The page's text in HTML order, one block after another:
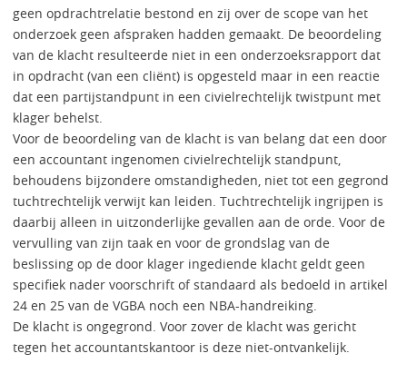
geen opdrachtrelatie bestond en zij over de scope van het
onderzoek geen afspraken hadden gemaakt. De beoordeling
van de klacht resulteerde niet in een onderzoeksrapport dat
in opdracht (van een cliënt) is opgesteld maar in een reactie
dat een partijstandpunt in een civielrechtelijk twistpunt met
klager behelst.
Voor de beoordeling van de klacht is van belang dat een door
een accountant ingenomen civielrechtelijk standpunt,
behoudens bijzondere omstandigheden, niet tot een gegrond
tuchtrechtelijk verwijt kan leiden. Tuchtrechtelijk ingrijpen is
daarbij alleen in uitzonderlijke gevallen aan de orde. Voor de
vervulling van zijn taak en voor de grondslag van de
beslissing op de door klager ingediende klacht geldt geen
specifiek nader voorschrift of standaard als bedoeld in artikel
24 en 25 van de VGBA noch een NBA-handreiking.
De klacht is ongegrond. Voor zover de klacht was gericht
tegen het accountantskantoor is deze niet-ontvankelijk.